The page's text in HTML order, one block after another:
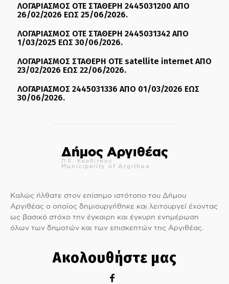
ΛΟΓΑΡΙΑΣΜΟΣ ΟΤΕ ΣΤΑΘΕΡΗ 2445031200 ΑΠΟ
26/02/2026 ΕΩΣ 25/06/2026.
ΛΟΓΑΡΙΑΣΜΟΣ ΟΤΕ ΣΤΑΘΕΡΗ 2445031342 ΑΠΟ
1/03/2025 ΕΩΣ 30/06/2026.
ΛΟΓΑΡΙΑΣΜΟΣ ΣΤΑΘΕΡΗ ΟΤΕ satellite internet ΑΠΟ
23/02/2026 ΕΩΣ 22/06/2026.
ΛΟΓΑΡΙΑΣΜΟΣ 2445031336 ΑΠΟ 01/03/2026 ΕΩΣ
30/06/2026.
Δήμος Αργιθέας
Π.Ε. Καρδίτσας
Municipality of Argithea
Καλώς ήλθατε στον επίσημο ιστότοπο του Δήμου
Αργιθέας ο οποίος δημιουργήθηκε και λειτουργεί έχοντας
ως βασικό στόχο την έγκαιρη και έγκυρη ενημέρωση
όλων των δημοτών και των επισκεπτών της Αργιθέας.
Ακολουθήστε μας